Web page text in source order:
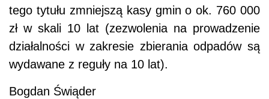
tego tytułu zmniejszą kasy gmin o ok. 760 000
zł w skali 10 lat (zezwolenia na prowadzenie
działalności w zakresie zbierania odpadów są
wydawane z reguły na 10 lat).
Bogdan Świąder